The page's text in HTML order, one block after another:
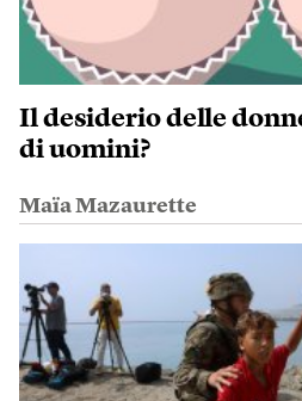
Il desiderio delle
di uomini?
Maïa Mazaurette